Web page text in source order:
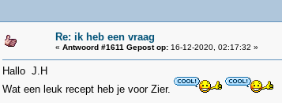
Re: ik heb een vraag
« Antwoord #1611 Gepost op:16-12-2020, 02:17:32 »
Hallo J.H
Wat een leuk recept heb je voor Zier.